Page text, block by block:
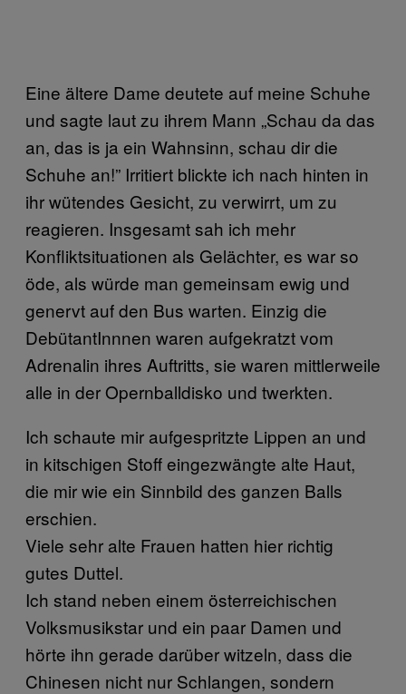
Eine ältere Dame deutete auf meine Schuhe
und sagte laut zu ihrem Mann „Schau da das
an, das is ja ein Wahnsinn, schau dir die
Schuhe an!” Irritiert blickte ich nach hinten in
ihr wütendes Gesicht, zu verwirrt, um zu
reagieren. Insgesamt sah ich mehr
Konfliktsituationen als Gelächter, es war so
öde, als würde man gemeinsam ewig und
genervt auf den Bus warten. Einzig die
DebütantInnnen waren aufgekratzt vom
Adrenalin ihres Auftritts, sie waren mittlerweile
alle in der Opernballdisko und twerkten.
Ich schaute mir aufgespritzte Lippen an und
in kitschigen Stoff eingezwängte alte Haut,
die mir wie ein Sinnbild des ganzen Balls
erschien.
Viele sehr alte Frauen hatten hier richtig
gutes Duttel.
Ich stand neben einem österreichischen
Volksmusikstar und ein paar Damen und
hörte ihn gerade darüber witzeln, dass die
Chinesen nicht nur Schlangen, sondern